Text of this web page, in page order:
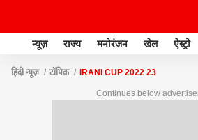
न्यूज़ राज्य मनोरंजन खेल ऐस्ट्रो
हिंदी न्यूज़ टॉपिक IRANI CUP 2022 23
Continues below